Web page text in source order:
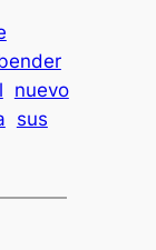
nuevo
sus